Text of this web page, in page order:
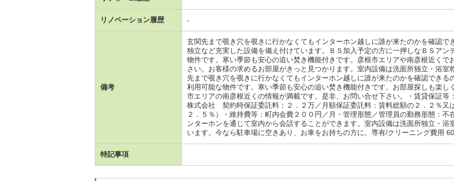
リノベーション履歴 -
備考
玄関先まで覗き穴を覗きに行かなくてもインターホン越しに誰が来たのかを確認で
独立など充実した設備を備え付けています。ＢＳ加入予定の方に一押しなＢＳアン
物件です。寒い季節も安心の追い焚き機能付きです。彦根市エリアや南彦根近くで
さい。お客様の求めるお部屋がきっと見つかります。室内設備は洗面所独立・浴室
先まで覗き穴を覗きに行かなくてもインターホン越しに誰が来たのかを確認できる
利用可能な物件です。寒い季節も安心の追い焚き機能付きです。お部屋探しも楽し
市エリアの南彦根近くの情報が満載です。是非、お問い合せ下さい。・賃貸保証
株式会社 契約時保証委託料：２．２万／月額保証委託料：賃料総額の２．２％
２．５％）・維持費等：町内会費２００円／月・管理形態／管理員の勤務形態：不
ンターホンを通じて室内から会話することができます。室内設備は洗面所独立・浴
います。今なら駐車場に空きあり、お車をお持ちの方に。専有/クリーニング費用
特記事項